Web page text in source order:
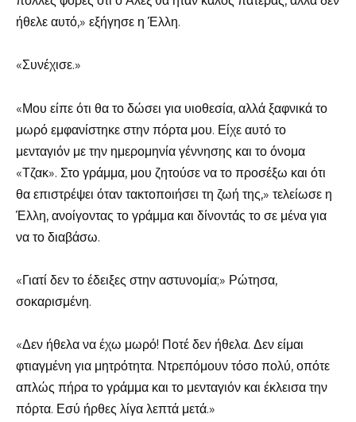
ήθελε αυτό,» εξήγησε η Έλλη.
«Συνέχισε.»
«Μου είπε ότι θα το δώσει για υιοθεσία, αλλά ξαφνικά το
μωρό εμφανίστηκε στην πόρτα μου. Είχε αυτό το
μενταγιόν με την ημερομηνία γέννησης και το όνομα
«Τζακ». Στο γράμμα, μου ζητούσε να το προσέξω και ότι
θα επιστρέψει όταν τακτοποιήσει τη ζωή της,» τελείωσε η
Έλλη, ανοίγοντας το γράμμα και δίνοντάς το σε μένα για
να το διαβάσω.
«Γιατί δεν το έδειξες στην αστυνομία;» Ρώτησα,
σοκαρισμένη.
«Δεν ήθελα να έχω μωρό! Ποτέ δεν ήθελα. Δεν είμαι
φτιαγμένη για μητρότητα. Ντρεπόμουν τόσο πολύ, οπότε
απλώς πήρα το γράμμα και το μενταγιόν και έκλεισα την
πόρτα. Εσύ ήρθες λίγα λεπτά μετά.»